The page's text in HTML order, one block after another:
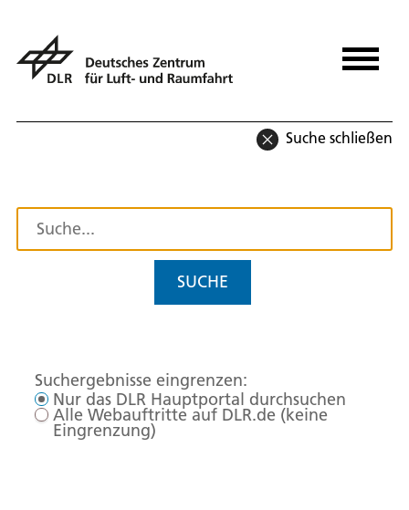
Suche schließen
SUCHE
Suchergebnisse eingrenzen:
Nur das DLR Hauptportal durchsuchen
Alle Webauftritte auf DLR.de (keine
Eingrenzung)